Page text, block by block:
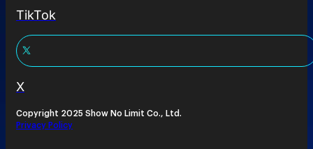
TikTok
X
Copyright 2025 Show No Limit Co., Ltd.
Privacy Policy